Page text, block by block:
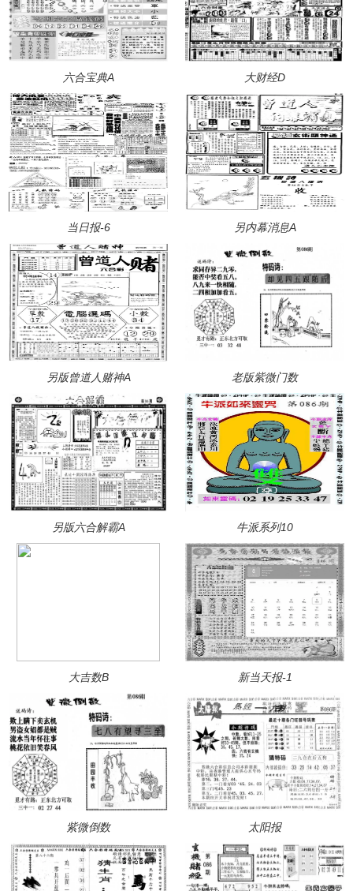
六合宝典A 大财经D
当日报-6 另内幕消息A
另版曾道人赌神A 老版紫微门数
另版六合解霸A 牛派系列10
大吉数B 新当天报-1
紫微倒数 太阳报